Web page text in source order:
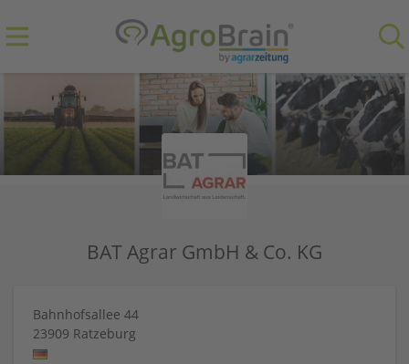
BAT Agrar GmbH & Co. KG
Bahnhofsallee 44
23909 Ratzeburg